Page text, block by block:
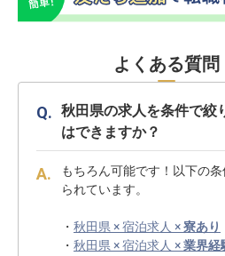
よくある質問
秋田県の求人を条件で絞
はできますか？
もちろん可能です！以下の
られています。
・ 秋田県 × 宿泊求人 ×寮あり
・ 秋田県 × 宿泊求人 ×業界経